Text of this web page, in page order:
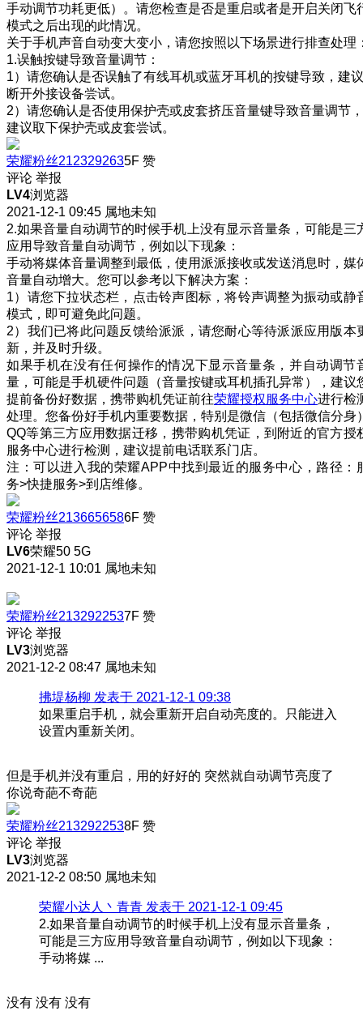
手动调节功耗更低）。请您检查是否是重启或者是开启关闭飞
模式之后出现的此情况。
关于手机声音自动变大变小，请您按照以下场景进行排查处理
1.误触按键导致音量调节：
1）请您确认是否误触了有线耳机或蓝牙耳机的按键导致，建议
断开外接设备尝试。
2）请您确认是否使用保护壳或皮套挤压音量键导致音量调节，
建议取下保护壳或皮套尝试。
荣耀粉丝2123292635F 赞
评论 举报
LV4浏览器
2021-12-1 09:45 属地未知
2.如果音量自动调节的时候手机上没有显示音量条，可能是三
应用导致音量自动调节，例如以下现象：
手动将媒体音量调整到最低，使用派派接收或发送消息时，媒
音量自动增大。您可以参考以下解决方案：
1）请您下拉状态栏，点击铃声图标，将铃声调整为振动或静
模式，即可避免此问题。
2）我们已将此问题反馈给派派，请您耐心等待派派应用版本
新，并及时升级。
如果手机在没有任何操作的情况下显示音量条，并自动调节
量，可能是手机硬件问题（音量按键或耳机插孔异常），建议
提前备份好数据，携带购机凭证前往荣耀授权服务中心进行检
处理。您备份好手机内重要数据，特别是微信（包括微信分身
QQ等第三方应用数据迁移，携带购机凭证，到附近的官方授
服务中心进行检测，建议提前电话联系门店。
注：可以进入我的荣耀APP中找到最近的服务中心，路径：
务>快捷服务>到店维修。
荣耀粉丝2136656586F 赞
评论 举报
LV6荣耀50 5G
2021-12-1 10:01 属地未知
荣耀粉丝2132922537F 赞
评论 举报
LV3浏览器
2021-12-2 08:47 属地未知
拂堤杨柳 发表于 2021-12-1 09:38
如果重启手机，就会重新开启自动亮度的。只能进入
设置内重新关闭。
但是手机并没有重启，用的好好的 突然就自动调节亮度了
你说奇葩不奇葩
荣耀粉丝2132922538F 赞
评论 举报
LV3浏览器
2021-12-2 08:50 属地未知
荣耀小达人丶青青 发表于 2021-12-1 09:45
2.如果音量自动调节的时候手机上没有显示音量条，
可能是三方应用导致音量自动调节，例如以下现象：
手动将媒 ...
没有 没有 没有